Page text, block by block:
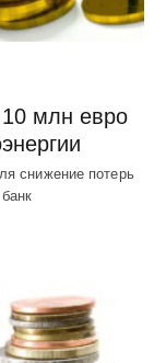
млн евро
снижение потерь